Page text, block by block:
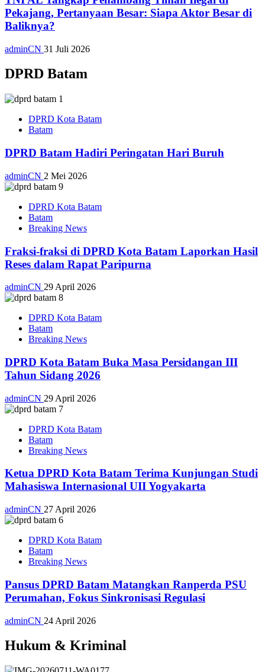
Pekajang, Pertanyaan Besar: Siapa Aktor Besar di
Baliknya?
adminCN 31 Juli 2026
DPRD Batam
DPRD Kota Batam
Batam
DPRD Batam Hadiri Peringatan Hari Buruh
adminCN 2 Mei 2026
DPRD Kota Batam
Batam
Breaking News
Fraksi-fraksi di DPRD Kota Batam Laporkan Hasil
Reses dalam Rapat Paripurna
adminCN 29 April 2026
DPRD Kota Batam
Batam
Breaking News
DPRD Kota Batam Buka Masa Persidangan III
Tahun Sidang 2026
adminCN 29 April 2026
DPRD Kota Batam
Batam
Breaking News
Ketua DPRD Kota Batam Terima Kunjungan Studi
Mahasiswa Internasional UII Yogyakarta
adminCN 27 April 2026
DPRD Kota Batam
Batam
Breaking News
Pansus DPRD Batam Matangkan Ranperda PSU
Perumahan, Fokus Sinkronisasi Regulasi
adminCN 24 April 2026
Hukum & Kriminal